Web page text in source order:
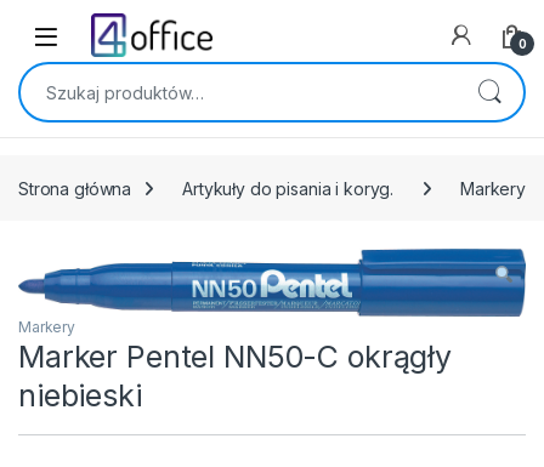
Skip to navigation
Skip to content
0
Szukaj:
Strona główna Artykuły do pisania i koryg. Markery
Markery
Marker Pentel NN50-C okrągły
niebieski